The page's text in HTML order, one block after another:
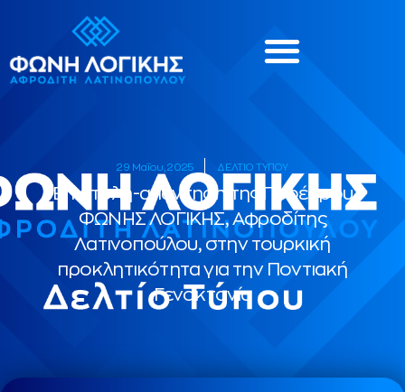
29 Μαΐου, 2025 ΔΕΛΤΙΟ ΤΥΠΟΥ
Επιστολή-απάντηση της Προέδρου
ΦΩΝΗΣ ΛΟΓΙΚΗΣ, Αφροδίτης
Λατινοπούλου, στην τουρκική
προκλητικότητα για την Ποντιακή
Γενοκτονία